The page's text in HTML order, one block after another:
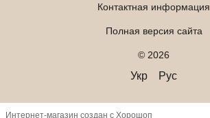
Контактная информация
Полная версия сайта
© 2026
Укр Рус
Интернет-магазин создан с Хорошоп